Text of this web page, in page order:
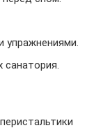
упражнениями.